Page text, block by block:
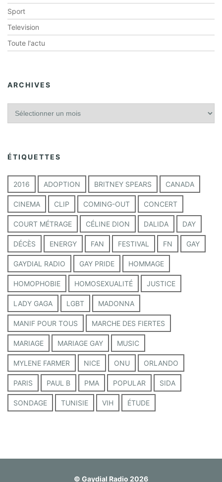
Sport
Television
Toute l'actu
ARCHIVES
v
ÉTIQUETTES
2016 ADOPTION BRITNEY SPEARS CANADA
CINEMA CLIP COMING-OUT CONCERT
COURT MÉTRAGE CÉLINE DION DALIDA DAY
DÉCÈS ENERGY FAN FESTIVAL FN GAY
GAYDIAL RADIO GAY PRIDE HOMMAGE
HOMOPHOBIE HOMOSEXUALITÉ JUSTICE
LADY GAGA LGBT MADONNA
MANIF POUR TOUS MARCHE DES FIERTES
MARIAGE MARIAGE GAY MUSIC
MYLENE FARMER NICE ONU ORLANDO
PARIS PAUL B PMA POPULAR SIDA
SONDAGE TUNISIE VIH ÉTUDE
© Gaydial Radio 2026